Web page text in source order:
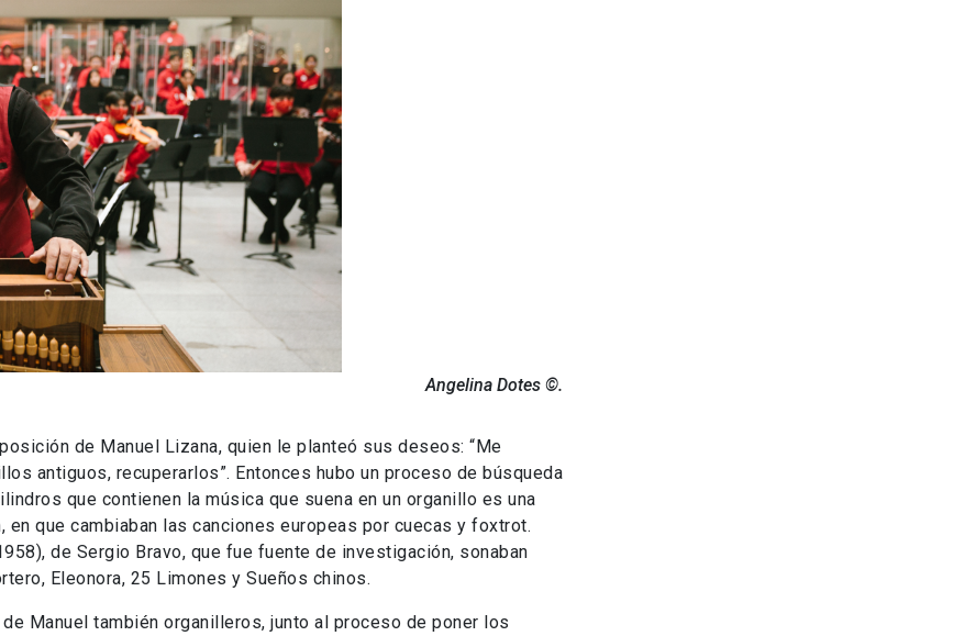
Angelina Dotes ©.
de Manuel Lizana, quien le planteó sus deseos: “Me
antiguos, recuperarlos”. Entonces hubo un proceso de búsqueda
que contienen la música que suena en un organillo es una
que cambiaban las canciones europeas por cuecas y foxtrot.
de Sergio Bravo, que fue fuente de investigación, sonaban
Eleonora, 25 Limones y Sueños chinos.
Manuel también organilleros, junto al proceso de poner los